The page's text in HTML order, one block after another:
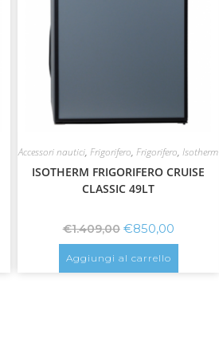
Accessori nautici,Frigorifero,Frigorifero,Isotherm
ISOTHERM FRIGORIFERO CRUISE
CLASSIC 49LT
€1.409,00 €850,00
Aggiungi al carrello